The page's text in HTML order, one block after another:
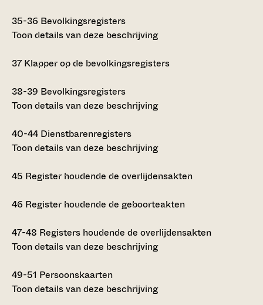
35-36 Bevolkingsregisters
Toon details van deze beschrijving
37 Klapper op de bevolkingsregisters
38-39 Bevolkingsregisters
Toon details van deze beschrijving
40-44 Dienstbarenregisters
Toon details van deze beschrijving
45 Register houdende de overlijdensakten
46 Register houdende de geboorteakten
47-48 Registers houdende de overlijdensakten
Toon details van deze beschrijving
49-51 Persoonskaarten
Toon details van deze beschrijving